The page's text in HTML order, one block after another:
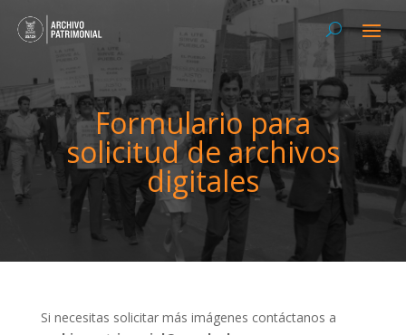
Formulario para
solicitud de archivos
digitales
Si necesitas solicitar más imágenes contáctanos a